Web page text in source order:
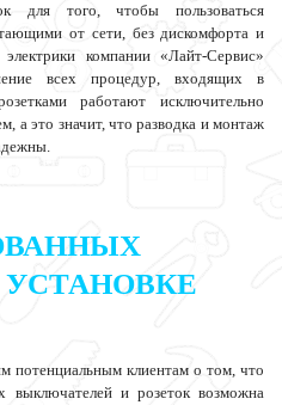
для того, чтобы пользоваться
от сети, без дискомфорта и
компании «Лайт-Сервис»
всех процедур, входящих в
работают исключительно
а это значит, что разводка и монтаж
УСТАНОВКЕ
клиентам о том, что
выключателей и розеток возможна